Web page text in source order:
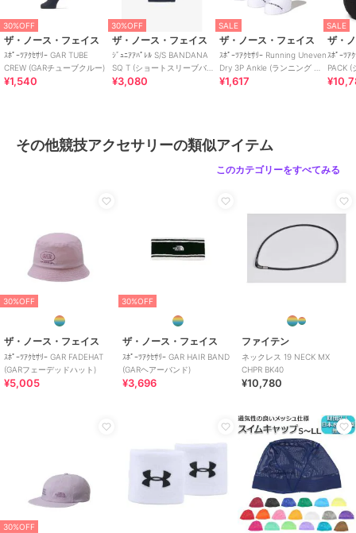
30%OFF
ザ・ノース・フェイス
ｽﾎﾟｰﾂｱｸｾｻﾘｰ GAR TUBE
CREW (GARチューブクルー)
¥1,540
30%OFF
ザ・ノース・フェイス
ｼﾞｭﾆｱｱﾊﾟﾚﾙ S/S BANDANA
SQ T (ショートスリーブバン
ダナスクェアロゴティー)
¥3,080
SALE
ザ・ノース・フェイス
ｽﾎﾟｰﾂｱｸｾｻﾘｰ Running Uneven
Dry 3P Ankle (ランニング ア
ンイーブン ドライ 3P アンク
¥1,617
SALE
ザ・
ｽﾎﾟｰﾂｱ
PACK (
ック)
その他競技アクセサリーの類似アイテム
このカテゴリーをすべてみる
30%OFF
ザ・ノース・フェイス
ｽﾎﾟｰﾂｱｸｾｻﾘｰ GAR FADEHAT
(GARフェーデッドハット)
¥5,005
30%OFF
ザ・ノース・フェイス
ｽﾎﾟｰﾂｱｸｾｻﾘｰ GAR HAIR BAND
(GARヘアーバンド)
¥3,696
ファイテン
ネックレス 19 NECK MX
CHPR BK40
¥10,780
30%OFF